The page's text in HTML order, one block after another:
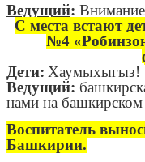
Ведущий:
С места встают
№4
Дети: Хаумыхыгыз!
Ведущий:
нами на башкирском
Воспитатель
Башкирии.